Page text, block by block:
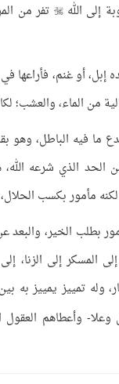
إلى الله تفر من
إبل، أو غنم،
من الماء، والعشب؛
فيه الباطل، وهو
الذي شرعه
مأمور بكسب
بطلب الخير، والبعد
المسكر إلى الزنا،
وله تمييز يمييز به
وأعطاهم العقول